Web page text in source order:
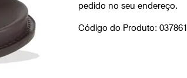
pedido no seu endereço.
Código do Produto: 037861